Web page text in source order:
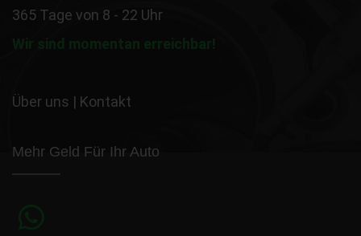
365 Tage von 8 - 22 Uhr
Wir sind momentan erreichbar!
Über uns | Kontakt
Mehr Geld Für Ihr Auto